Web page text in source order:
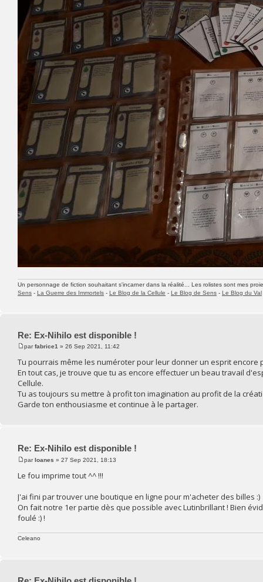
Un personnage de fiction souhaitant s'incarner dans la réalité... Les rolistes sont mes
Sens - La Guerre des Immortels - Le Blog de la Cellule - Le Blog de Sens - Le Blog du Val
Re: Ex-Nihilo est disponible !
parfabrice1 » 26 Sep 2021, 11:42
Tu pourrais même les numéroter pour leur donner un esprit encore
En tout cas, je trouve que tu as encore effectuer un beau travail
Cellule.
Tu as toujours su mettre à profit ton imagination au profit de la
Garde ton enthousiasme et continue à le partager.
Re: Ex-Nihilo est disponible !
parIoanes » 27 Sep 2021, 18:13
Le fou imprime tout ^^ !!!
J'ai fini par trouver une boutique en ligne pour m'acheter des billes :)
On fait notre 1er partie dès que possible avec Lutinbrillant ! Bien
foulé :) !
Celeano